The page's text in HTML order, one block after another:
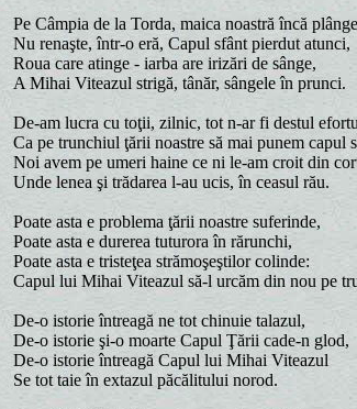
Pe Câmpia de la Torda, maica noastră încă
Nu renaşte, într-o eră, Capul sfânt pierdut atunci,
Roua care atinge - iarba are irizări de sânge,
A Mihai Viteazul strigă, tânăr, sângele în prunci.
De-am lucra cu toţii, zilnic, tot n-ar fi destul
Ca pe trunchiul ţării noastre să mai punem capul
Noi avem pe umeri haine ce ni le-am croit din
Unde lenea şi trădarea l-au ucis, în ceasul rău.
Poate asta e problema ţării noastre suferinde,
Poate asta e durerea tuturora în rărunchi,
Poate asta e tristeţea strămoşeştilor colinde:
Capul lui Mihai Viteazul să-l urcăm din nou pe
De-o istorie întreagă ne tot chinuie talazul,
De-o istorie şi-o moarte Capul Ţării cade-n glod,
De-o istorie întreagă Capul lui Mihai Viteazul
Se tot taie în extazul păcălitului norod.